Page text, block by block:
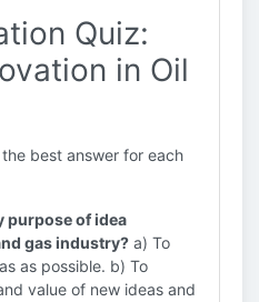
Quiz:
in Oil
the best answer for each
purpose of idea
gas industry? a) To
as possible. b) To
value of new ideas and